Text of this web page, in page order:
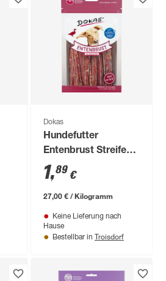
Dokas
Hundefutter
Entenbrust Streifen
70 g
1,89 €
27,00 € / Kilogramm
Keine Lieferung nach
Hause
Bestellbar in Troisdorf